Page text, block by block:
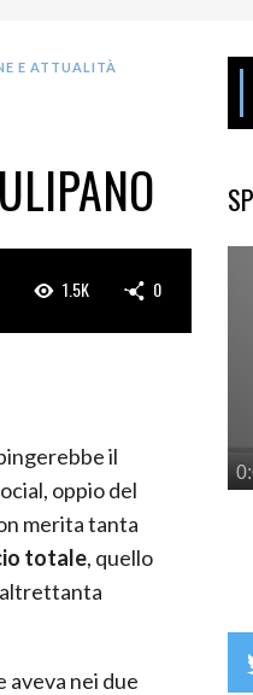
E ATTUALITÀ
1.5K 0
il
oppio del
merita tanta
totale, quello
altrettanta
aveva nei due